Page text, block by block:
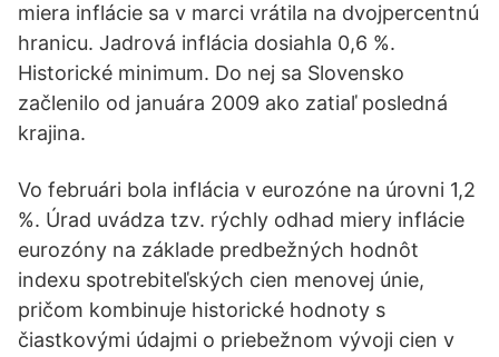
miera inflácie sa v marci vrátila na dvojpercentnú
hranicu. Jadrová inflácia dosiahla 0,6 %.
Historické minimum. Do nej sa Slovensko
začlenilo od januára 2009 ako zatiaľ posledná
krajina.
Vo februári bola inflácia v eurozóne na úrovni 1,2
%. Úrad uvádza tzv. rýchly odhad miery inflácie
eurozóny na základe predbežných hodnôt
indexu spotrebiteľských cien menovej únie,
pričom kombinuje historické hodnoty s
čiastkovými údajmi o priebežnom vývoji cien v